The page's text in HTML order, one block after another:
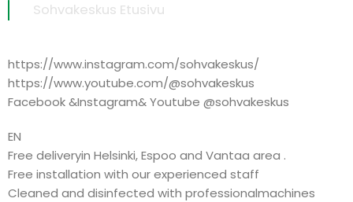
Sohvakeskus Etusivu
https://www.instagram.com/sohvakeskus/
https://www.youtube.com/@sohvakeskus
Facebook &Instagram& Youtube @sohvakeskus
EN
Free deliveryin Helsinki, Espoo and Vantaa area .
Free installation with our experienced staff
Cleaned and disinfected with professionalmachines